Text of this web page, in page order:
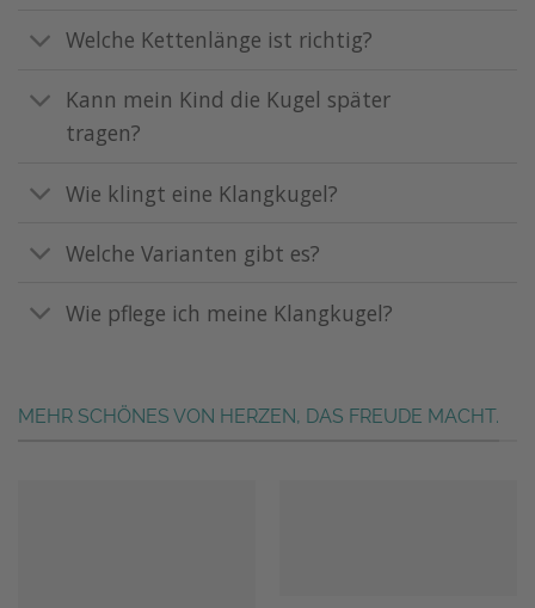
Welche Kettenlänge ist richtig?
Kann mein Kind die Kugel später
tragen?
Wie klingt eine Klangkugel?
Welche Varianten gibt es?
Wie pflege ich meine Klangkugel?
MEHR SCHÖNES VON HERZEN, DAS FREUDE MACHT.